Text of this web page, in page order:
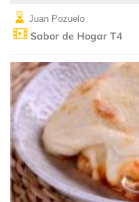
Juan Pozuelo
Sabor de Hogar T4